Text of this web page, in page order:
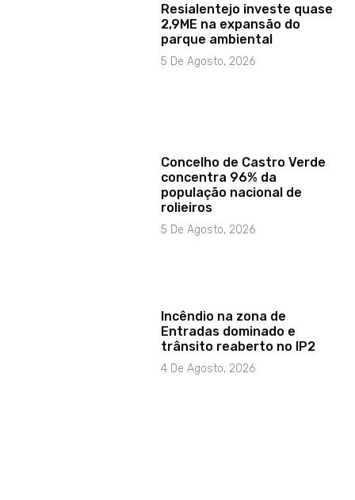
Resialentejo investe quase
2,9ME na expansão do
parque ambiental
5 De Agosto, 2026
Concelho de Castro Verde
concentra 96% da
população nacional de
rolieiros
5 De Agosto, 2026
Incêndio na zona de
Entradas dominado e
trânsito reaberto no IP2
4 De Agosto, 2026